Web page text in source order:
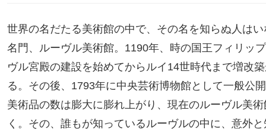
世界の名だたる美術館の中で、その名を知らぬ人は
名門、ルーヴル美術館。1190年、時の国王フィリッ
ヴル宮殿の建設を始めてからルイ14世時代まで増改
る。その後、1793年に中央芸術博物館として一般公
美術品の数は膨大に膨れ上がり、現在のルーヴル美
く。その、誰もが知っているルーヴルの中に、意外